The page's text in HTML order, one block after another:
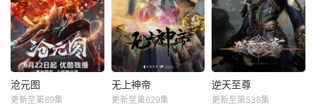
沧元图
更新至第89集
无上神帝
更新至第629集
逆天至尊
更新至第538集